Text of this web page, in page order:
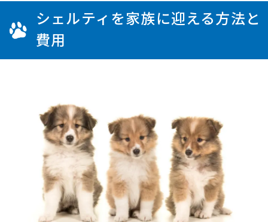
シェルティを家族に迎える方法と
費用